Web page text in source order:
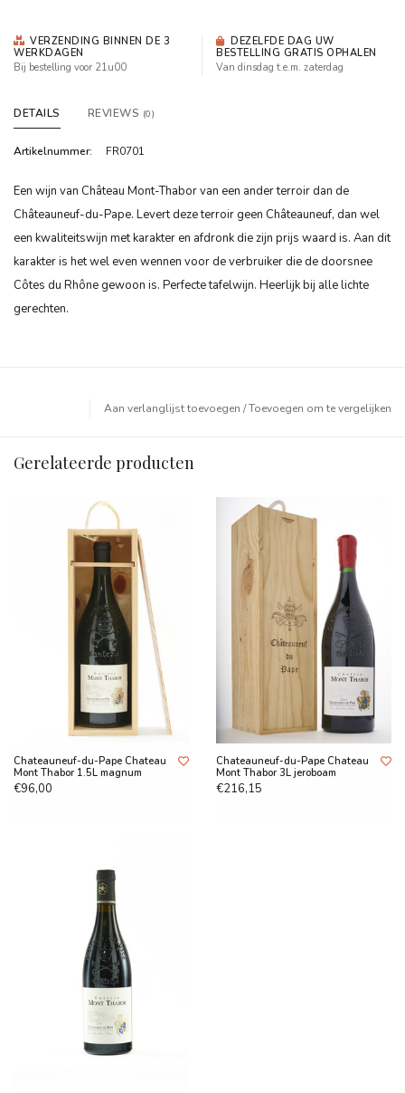
VERZENDING BINNEN DE 3
WERKDAGEN
Bij bestelling voor 21u00
DEZELFDE DAG UW
BESTELLING GRATIS OPHALEN
Van dinsdag t.e.m. zaterdag
DETAILS REVIEWS (0)
Artikelnummer: FR0701
Een wijn van Château Mont-Thabor van een ander terroir dan de
Châteauneuf-du-Pape. Levert deze terroir geen Châteauneuf, dan wel
een kwaliteitswijn met karakter en afdronk die zijn prijs waard is. Aan dit
karakter is het wel even wennen voor de verbruiker die de doorsnee
Côtes du Rhône gewoon is. Perfecte tafelwijn. Heerlijk bij alle lichte
gerechten.
Aan verlanglijst toevoegen /Toevoegen om te vergelijken
Gerelateerde producten
Chateauneuf-du-Pape Chateau
Mont Thabor 1.5L magnum
€96,00
Chateauneuf-du-Pape Chateau
Mont Thabor 3L jeroboam
€216,15